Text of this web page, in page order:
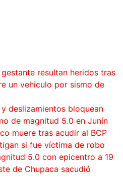
resultan heridos tras
un vehiculo por sismo de
deslizamientos bloquean
de magnitud 5.0 en Junín
muere tras acudir al BCP
si fue víctima de robo
5.0 con epicentro a 19
de Chupaca sacudió